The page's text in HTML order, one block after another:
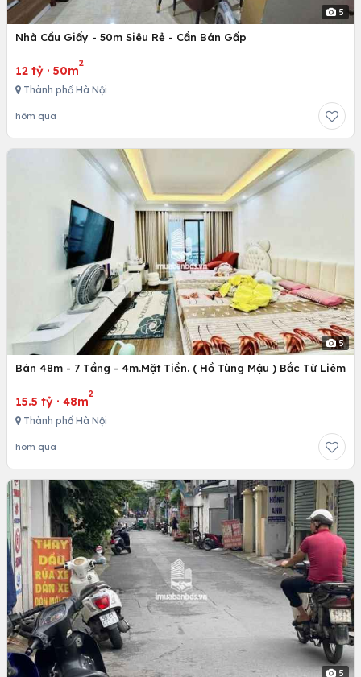
5
Nhà Cầu Giấy - 50m Siêu Rẻ - Cần Bán Gấp
12 tỷ · 50m
2
Thành phố Hà Nội
hôm qua
5
Bán 48m - 7 Tầng - 4m.Mặt Tiền. ( Hồ Tùng Mậu ) Bắc Từ Liêm
15.5 tỷ · 48m
2
Thành phố Hà Nội
hôm qua
5